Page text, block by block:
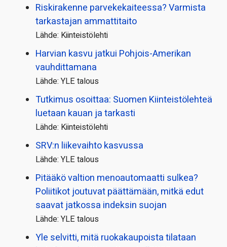
Riskirakenne parvekekaiteessa? Varmista
tarkastajan ammattitaito
Lähde: Kiinteistölehti
Harvian kasvu jatkui Pohjois-Amerikan
vauhdittamana
Lähde: YLE talous
Tutkimus osoittaa: Suomen Kiinteistölehteä
luetaan kauan ja tarkasti
Lähde: Kiinteistölehti
SRV:n liikevaihto kasvussa
Lähde: YLE talous
Pitääkö valtion menoautomaatti sulkea?
Poliitikot joutuvat päättämään, mitkä edut
saavat jatkossa indeksin suojan
Lähde: YLE talous
Yle selvitti, mitä ruokakaupoista tilataan